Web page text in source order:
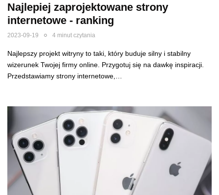
Najlepiej zaprojektowane strony
internetowe - ranking
2023-09-19 4 minut czytania
Najlepszy projekt witryny to taki, który buduje silny i stabilny
wizerunek Twojej firmy online. Przygotuj się na dawkę inspiracji.
Przedstawiamy strony internetowe,…